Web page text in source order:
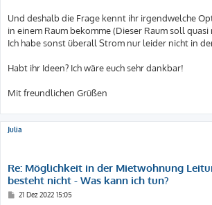
Und deshalb die Frage kennt ihr irgendwelche
in einem Raum bekomme (Dieser Raum soll quasi
Ich habe sonst überall Strom nur leider nicht in
Habt ihr Ideen? Ich wäre euch sehr dankbar!
Mit freundlichen Grüßen
Julia
Re: Möglichkeit in der Mietwohnung
besteht nicht - Was kann ich tun?
B21 Dez 2022 15:05